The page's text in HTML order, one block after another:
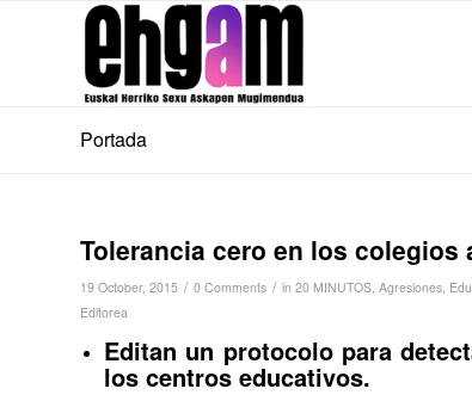
Portada
Tolerancia cero en los colegios
19 October, 2015 / 0 Comments / in 20 MINUTOS, Agresiones,
Editorea
Editan un protocolo para
los centros educativos.